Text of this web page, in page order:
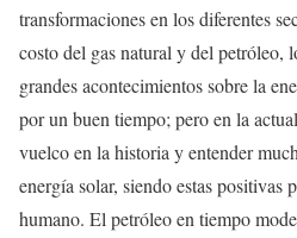
transformaciones en los diferentes
costo del gas natural y del petróleo,
grandes acontecimientos sobre la
por un buen tiempo; pero en la
vuelco en la historia y entender
energía solar, siendo estas positivas
humano. El petróleo en tiempo